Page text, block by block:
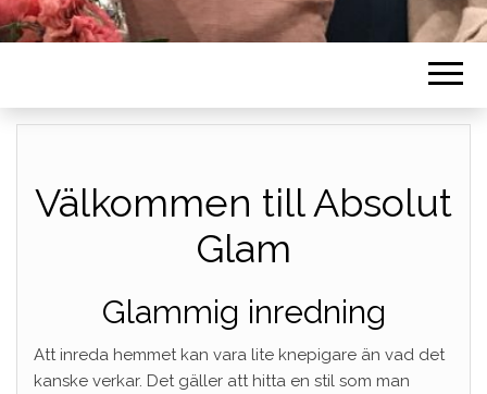
Välkommen till Absolut
Glam
Glammig inredning
Att inreda hemmet kan vara lite knepigare än vad det
kanske verkar. Det gäller att hitta en stil som man